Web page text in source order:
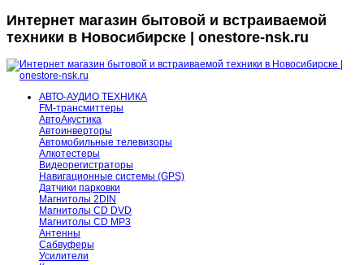
Интернет магазин бытовой и встраиваемой
техники в Новосибирске | onestore-nsk.ru
АВТО-АУДИО ТЕХНИКА
FM-трансмиттеры
АвтоАкустика
Автоинверторы
Автомобильные телевизоры
Алкотестеры
Видеорегистраторы
Навигационные системы (GPS)
Датчики парковки
Магнитолы 2DIN
Магнитолы CD DVD
Магнитолы CD MP3
Антенны
Сабвуферы
Усилители